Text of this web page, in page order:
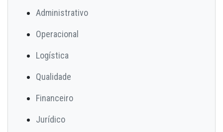
Administrativo
Operacional
Logística
Qualidade
Financeiro
Jurídico